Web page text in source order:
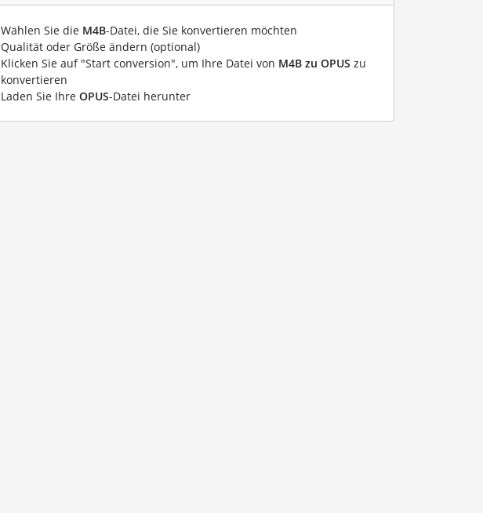
Wählen Sie die M4B-Datei, die Sie konvertieren möchten
Qualität oder Größe ändern (optional)
Klicken Sie auf "Start conversion", um Ihre Datei von M4B zu OPUS zu
konvertieren
Laden Sie Ihre OPUS-Datei herunter